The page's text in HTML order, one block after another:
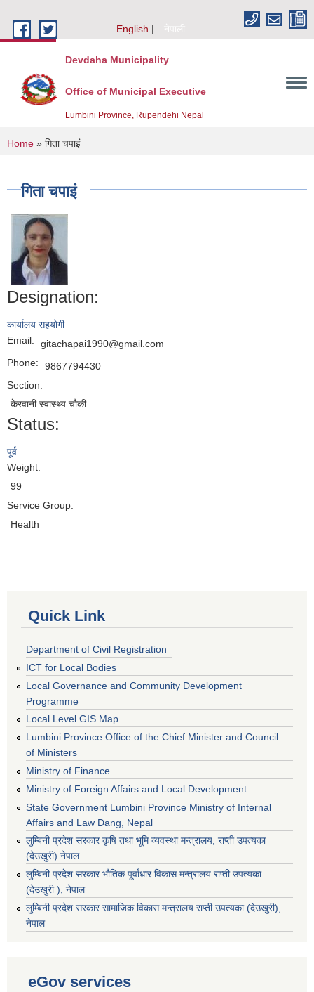
English
नेपाली
Devdaha Municipality
Office of Municipal Executive
Lumbini Province, Rupendehi Nepal
You are here
Home » गिता चपाइं
गिता चपाइं
Designation:
कार्यालय सहयोगी
Email:
gitachapai1990@gmail.com
Phone:
9867794430
Section:
केरवानी स्वास्थ्य चौकी
Status:
पूर्व
Weight:
99
Service Group:
Health
Quick Link
Department of Civil Registration
ICT for Local Bodies
Local Governance and Community Development
Programme
Local Level GIS Map
Lumbini Province Office of the Chief Minister and Council
of Ministers
Ministry of Finance
Ministry of Foreign Affairs and Local Development
State Government Lumbini Province Ministry of Internal
Affairs and Law Dang, Nepal
लुम्बिनी प्रदेश सरकार कृषि तथा भूमि व्यवस्था मन्त्रालय, राप्ती उपत्यका
(देउखुरी) नेपाल
लुम्बिनी प्रदेश सरकार भौतिक पूर्वाधार विकास मन्त्रालय राप्ती उपत्यका
(देउखुरी ), नेपाल
‌लुम्बिनी प्रदेश सरकार सामाजिक विकास मन्‍‍त्रालय राप्ती उपत्यका (देउखुरी),
नेपाल
eGov services